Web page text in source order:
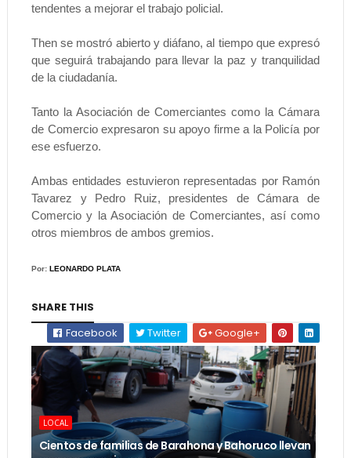
tendentes a mejorar el trabajo policial.
Then se mostró abierto y diáfano, al tiempo que expresó
que seguirá trabajando para llevar la paz y tranquilidad
de la ciudadanía.
Tanto la Asociación de Comerciantes como la Cámara
de Comercio expresaron su apoyo firme a la Policía por
ese esfuerzo.
Ambas entidades estuvieron representadas por Ramón
Tavarez y Pedro Ruiz, presidentes de Cámara de
Comercio y la Asociación de Comerciantes, así como
otros miembros de ambos gremios.
Por: LEONARDO PLATA
SHARE THIS
Facebook
Twitter Google+
LOCAL
Cientos de familias de Barahona y Bahoruco llevan